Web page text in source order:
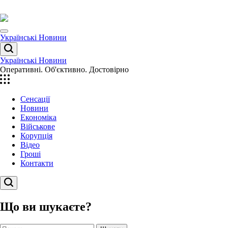
до
вмісту
Menu
Українські Новини
Пошук
Українські Новини
Оперативні. Об'єктивно. Достовірно
Сенсації
Новини
Економіка
Військове
Корупція
Відео
Гроші
Контакти
Пошук
Що ви шукаєте?